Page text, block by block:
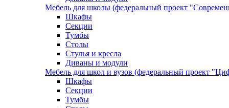
Мебель для школы (федеральный проект
Шкафы
Секции
Тумбы
Столы
Стулья и кресла
Диваны и модули
Мебель для школ и вузов (федеральный проект
Шкафы
Секции
Тумбы